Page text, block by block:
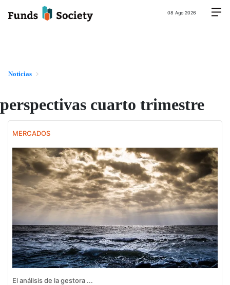
08 Ago 2026
Noticias
perspectivas cuarto trimestre
MERCADOS
El análisis de la gestora ...